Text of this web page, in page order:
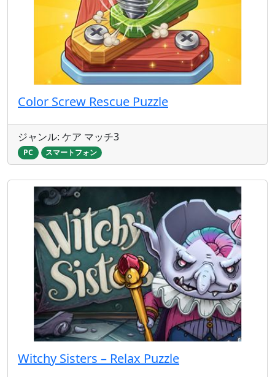
Color Screw Rescue Puzzle
ジャンル: ケア マッチ3
PC スマートフォン
Witchy Sisters – Relax Puzzle